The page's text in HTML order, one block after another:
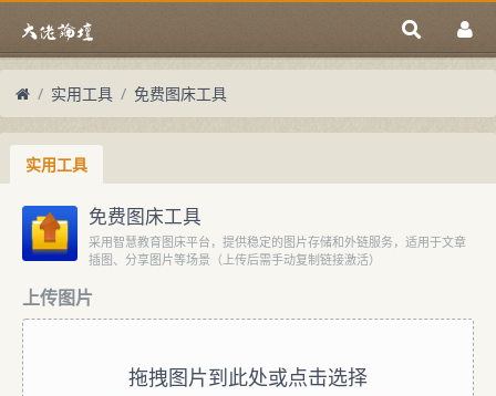
实用工具 免费图床工具
实用工具
免费图床工具
采用智慧教育图床平台，提供稳定的图片存储和外链服务，适用于文章
插图、分享图片等场景（上传后需手动复制链接激活）
上传图片
拖拽图片到此处或点击选择